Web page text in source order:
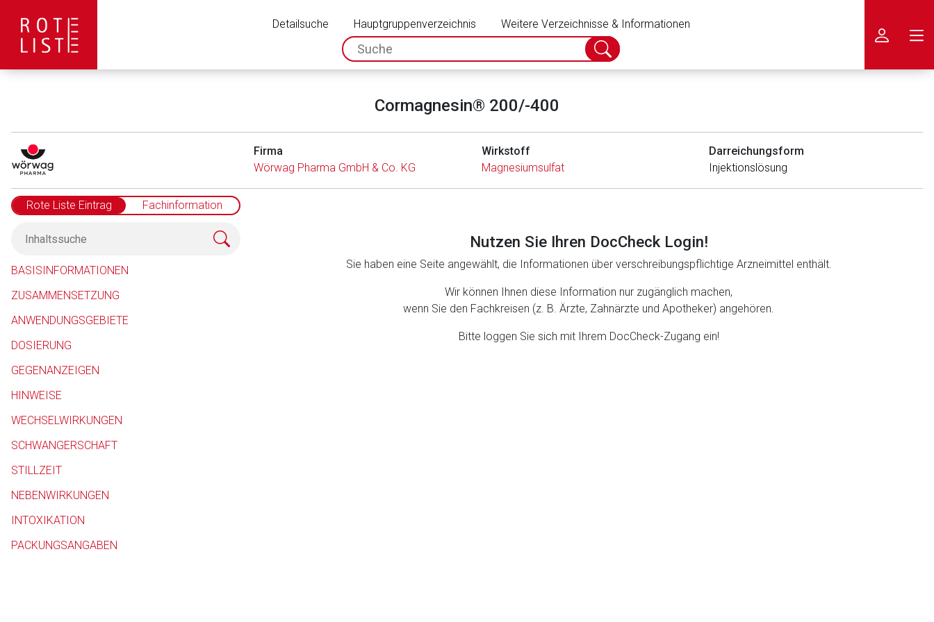
Detailsuche Hauptgruppenverzeichnis
Weitere Verzeichnisse & Informationen
spc.search.input.placeholder
Suche
abschicken
Cormagnesin® 200/-400
Firma
Wörwag Pharma GmbH & Co. KG
Wirkstoff
Magnesiumsulfat
Darreichungsform
Injektionslösung
Rote Liste Eintrag Fachinformation
BASISINFORMATIONEN
ZUSAMMENSETZUNG
ANWENDUNGSGEBIETE
DOSIERUNG
GEGENANZEIGEN
HINWEISE
WECHSELWIRKUNGEN
SCHWANGERSCHAFT
STILLZEIT
NEBENWIRKUNGEN
INTOXIKATION
PACKUNGSANGABEN
Nutzen Sie Ihren DocCheck Login!
Sie haben eine Seite angewählt, die Informationen über verschreibungspflichtige Arzneimittel enthält.
Wir können Ihnen diese Information nur zugänglich machen,
wenn Sie den Fachkreisen (z. B. Ärzte, Zahnärzte und Apotheker) angehören.
Bitte loggen Sie sich mit Ihrem DocCheck-Zugang ein!
Aufruf einer externen Seite
Der von Ihnen aufgerufene Link öffnet eine externe Web-Seite. Für die Inhalte der externen Web-Seite ist deren